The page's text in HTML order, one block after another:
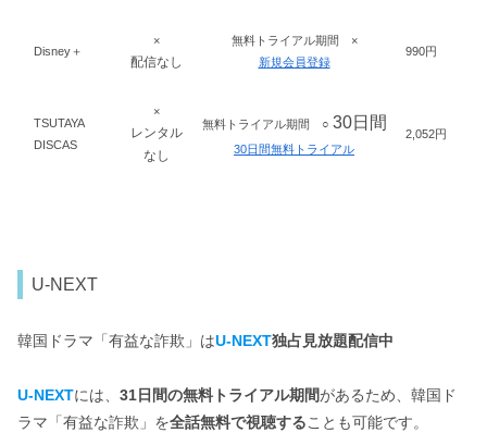
Disney＋
×
配信なし
無料トライアル期間 ×
新規会員登録
990円
TSUTAYA
DISCAS
×
レンタル
なし
無料トライアル期間 ○ 30日間
30日間無料トライアル
2,052円
U-NEXT
韓国ドラマ「有益な詐欺」はU-NEXT独占見放題配信中
U-NEXTには、 31日間の無料トライアル期間があるため、韓国ド
ラマ「有益な詐欺」を全話無料で視聴することも可能です。